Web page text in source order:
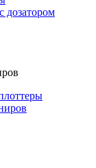
дозатором